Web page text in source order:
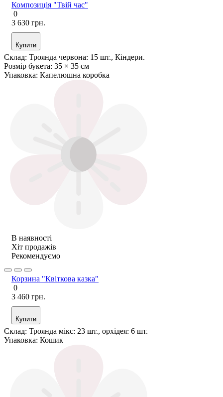
Композиція "Твій час"
0
3 630 грн.
Купити
Склад: Троянда червона: 15 шт., Кіндери.
Розмір букета: 35 × 35 см
Упаковка: Капелюшна коробка
В наявності
Хіт продажів
Рекомендуємо
Корзина "Квіткова казка"
0
3 460 грн.
Купити
Склад: Троянда мікс: 23 шт., орхідея: 6 шт.
Упаковка: Кошик